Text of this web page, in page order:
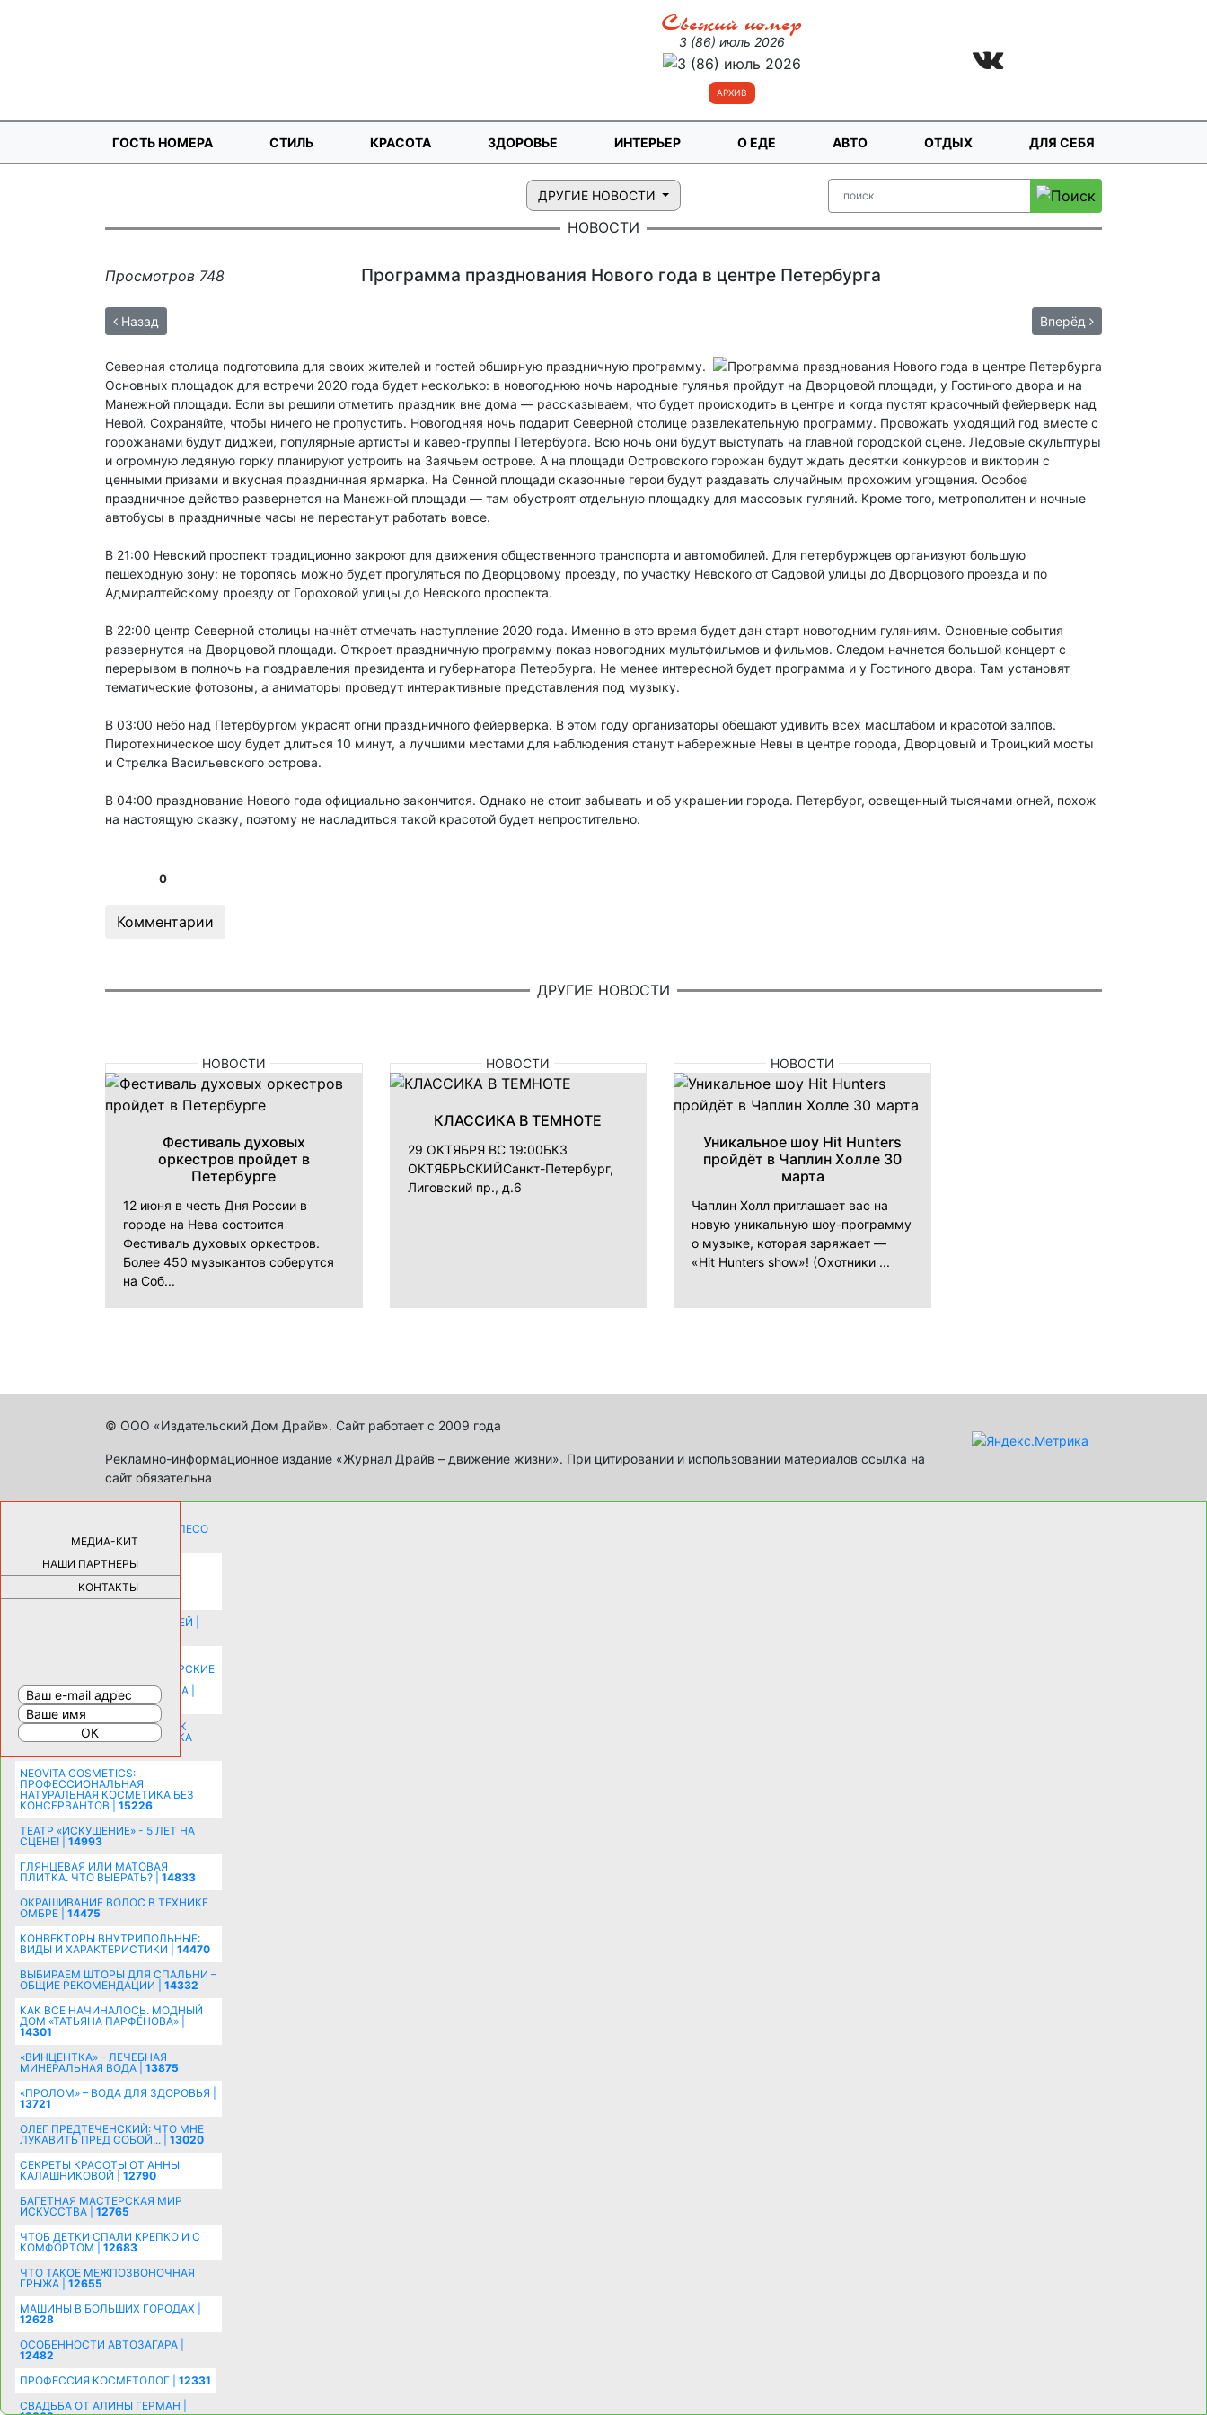
Свежий номер
3 (86) июль 2026
АРХИВ
ГОСТЬ НОМЕРА СТИЛЬ КРАСОТА ЗДОРОВЬЕ ИНТЕРЬЕР О ЕДЕ АВТО ОТДЫХ ДЛЯ СЕБЯ
ДРУГИЕ НОВОСТИ
НОВОСТИ
Просмотров 748 Программа празднования Нового года в центре Петербурга
Назад Вперёд
Северная столица подготовила для своих жителей и гостей обширную праздничную программу.
Основных площадок для встречи 2020 года будет несколько: в новогоднюю ночь народные гулянья пройдут на Дворцовой площади, у Гостиного двора и на
Манежной площади. Если вы решили отметить праздник вне дома — рассказываем, что будет происходить в центре и когда пустят красочный фейерверк над
Невой. Сохраняйте, чтобы ничего не пропустить. Новогодняя ночь подарит Северной столице развлекательную программу. Провожать уходящий год вместе с
горожанами будут диджеи, популярные артисты и кавер-группы Петербурга. Всю ночь они будут выступать на главной городской сцене. Ледовые скульптуры
и огромную ледяную горку планируют устроить на Заячьем острове. А на площади Островского горожан будут ждать десятки конкурсов и викторин с
ценными призами и вкусная праздничная ярмарка. На Сенной площади сказочные герои будут раздавать случайным прохожим угощения. Особое
праздничное действо развернется на Манежной площади — там обустроят отдельную площадку для массовых гуляний. Кроме того, метрополитен и ночные
автобусы в праздничные часы не перестанут работать вовсе.
В 21:00 Невский проспект традиционно закроют для движения общественного транспорта и автомобилей. Для петербуржцев организуют большую
пешеходную зону: не торопясь можно будет прогуляться по Дворцовому проезду, по участку Невского от Садовой улицы до Дворцового проезда и по
Адмиралтейскому проезду от Гороховой улицы до Невского проспекта.
В 22:00 центр Северной столицы начнёт отмечать наступление 2020 года. Именно в это время будет дан старт новогодним гуляниям. Основные события
развернутся на Дворцовой площади. Откроет праздничную программу показ новогодних мультфильмов и фильмов. Следом начнется большой концерт с
перерывом в полночь на поздравления президента и губернатора Петербурга. Не менее интересной будет программа и у Гостиного двора. Там установят
тематические фотозоны, а аниматоры проведут интерактивные представления под музыку.
В 03:00 небо над Петербургом украсят огни праздничного фейерверка. В этом году организаторы обещают удивить всех масштабом и красотой залпов.
Пиротехническое шоу будет длиться 10 минут, а лучшими местами для наблюдения станут набережные Невы в центре города, Дворцовый и Троицкий мосты
и Стрелка Васильевского острова.
В 04:00 празднование Нового года официально закончится. Однако не стоит забывать и об украшении города. Петербург, освещенный тысячами огней, похож
на настоящую сказку, поэтому не насладиться такой красотой будет непростительно.
0
Комментарии
ДРУГИЕ НОВОСТИ
НОВОСТИ
Фестиваль духовых
оркестров пройдет в
Петербурге
12 июня в честь Дня России в
городе на Нева состоится
Фестиваль духовых оркестров.
Более 450 музыкантов соберутся
на Соб...
НОВОСТИ
КЛАССИКА В ТЕМНОТЕ
29 ОКТЯБРЯ ВС 19:00БКЗ
ОКТЯБРЬСКИЙСанкт-Петербург,
Лиговский пр., д.6
НОВОСТИ
Уникальное шоу Hit Hunters
пройдёт в Чаплин Холле 30
марта
Чаплин Холл приглашает вас на
новую уникальную шоу-программу
о музыке, которая заряжает —
«Hit Hunters show»! (Охотники ...
© ООО «Издательский Дом Драйв». Сайт работает с 2009 года
Рекламно-информационное издание «Журнал Драйв – движение жизни». При цитировании и использовании материалов ссылка на
сайт обязательна
МЕДИА-КИТ
НАШИ ПАРТНЕРЫ
КОНТАКТЫ
КАК ДЕВУШКЕ ПОМЕНЯТЬ КОЛЕСО
НА АВТОМОБИЛЕ |69175
НОВЫЕ РАЗРАБОТКИ ДЛЯ
ОЗДОРОВЛЕНИЯ ОРГАНИЗМА
ПЛАТФОРМА ШУМАННА 3Д И
КАПСУЛА ЗДОРОВЬЯ |28279
ИСТОРИЯ НАКЛАДНЫХ НОГТЕЙ |
КОМНАТУ: ХИТРЫЕ ДИЗАЙНЕРСКИЕ
РАСШИРЕНИЯ ПРОСТРАНСТВА |
16191
СОБИРАЕМСЯ НА ПРАЗДНИК К
МОЛОДОЖЕНАМ: ПОДГОТОВКА
NEOVITA COSMETICS:
ПРОФЕССИОНАЛЬНАЯ
НАТУРАЛЬНАЯ КОСМЕТИКА БЕЗ
КОНСЕРВАНТОВ | 15226
ТЕАТР «ИСКУШЕНИЕ» - 5 ЛЕТ НА
СЦЕНЕ! | 14993
ГЛЯНЦЕВАЯ ИЛИ МАТОВАЯ
ПЛИТКА. ЧТО ВЫБРАТЬ? | 14833
ОКРАШИВАНИЕ ВОЛОС В ТЕХНИКЕ
ОМБРЕ | 14475
КОНВЕКТОРЫ ВНУТРИПОЛЬНЫЕ:
ВИДЫ И ХАРАКТЕРИСТИКИ | 14470
ВЫБИРАЕМ ШТОРЫ ДЛЯ СПАЛЬНИ –
ОБЩИЕ РЕКОМЕНДАЦИИ | 14332
КАК ВСЕ НАЧИНАЛОСЬ. МОДНЫЙ
ДОМ «ТАТЬЯНА ПАРФЁНОВА» |
14301
«ВИНЦЕНТКА» – ЛЕЧЕБНАЯ
МИНЕРАЛЬНАЯ ВОДА | 13875
«ПРОЛОМ» – ВОДА ДЛЯ ЗДОРОВЬЯ |
13721
ОЛЕГ ПРЕДТЕЧЕНСКИЙ: ЧТО МНЕ
ЛУКАВИТЬ ПРЕД СОБОЙ... | 13020
СЕКРЕТЫ КРАСОТЫ ОТ АННЫ
КАЛАШНИКОВОЙ | 12790
БАГЕТНАЯ МАСТЕРСКАЯ МИР
ИСКУССТВА | 12765
ЧТОБ ДЕТКИ СПАЛИ КРЕПКО И С
КОМФОРТОМ | 12683
ЧТО ТАКОЕ МЕЖПОЗВОНОЧНАЯ
ГРЫЖА | 12655
МАШИНЫ В БОЛЬШИХ ГОРОДАХ |
12628
ОСОБЕННОСТИ АВТОЗАГАРА |
12482
ПРОФЕССИЯ КОСМЕТОЛОГ | 12331
СВАДЬБА ОТ АЛИНЫ ГЕРМАН |